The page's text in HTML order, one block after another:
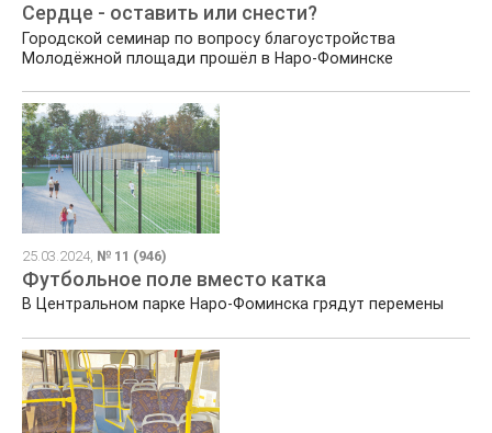
Сердце - оставить или снести?
Городской семинар по вопросу благоустройства
Молодёжной площади прошёл в Наро-Фоминске
25.03.2024, № 11 (946)
Футбольное поле вместо катка
В Центральном парке Наро-Фоминска грядут перемены